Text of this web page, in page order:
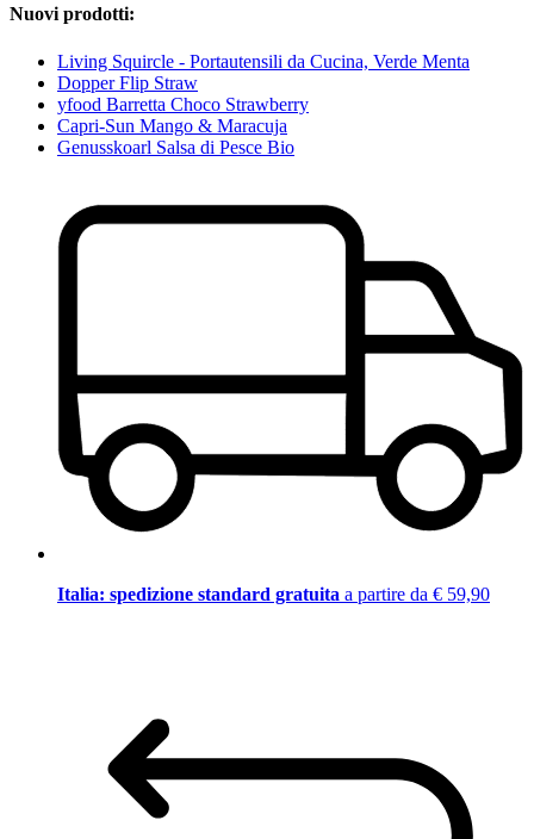
Nuovi prodotti:
Living Squircle - Portautensili da Cucina, Verde Menta
Dopper Flip Straw
yfood Barretta Choco Strawberry
Capri-Sun Mango & Maracuja
Genusskoarl Salsa di Pesce Bio
Italia: spedizione standard gratuita a partire da € 59,90